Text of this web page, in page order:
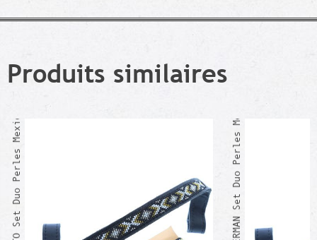
Produits similaires
LEONARDO NIERMAN Set Duo Perles Mexicain